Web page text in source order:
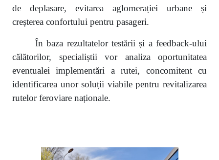
de deplasare, evitarea aglomerației urbane și
creșterea confortului pentru pasageri.
În baza rezultatelor testării și a feedback-ului
călătorilor, specialiștii vor analiza oportunitatea
eventualei implementări a rutei, concomitent cu
identificarea unor soluții viabile pentru revitalizarea
rutelor feroviare naționale.